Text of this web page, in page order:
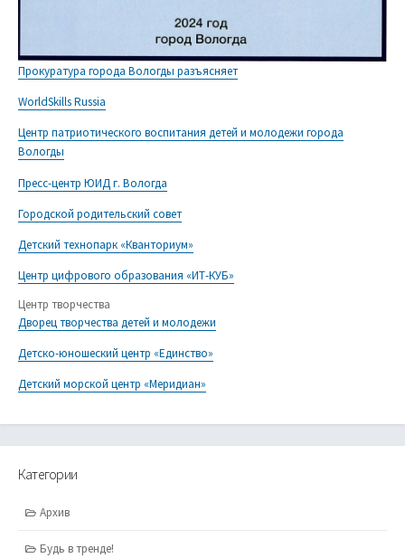
Прокуратура города Вологды разъясняет
WorldSkills Russia
Центр патриотического воспитания детей и молодежи города
Вологды
Пресс-центр ЮИД г. Вологда
Городской родительский совет
Детский технопарк «Кванториум»
Центр цифрового образования «ИТ-КУБ»
Центр творчества
Дворец творчества детей и молодежи
Детско-юношеский центр «Единство»
Детский морской центр «Меридиан»
Категории
Архив
Будь в тренде!